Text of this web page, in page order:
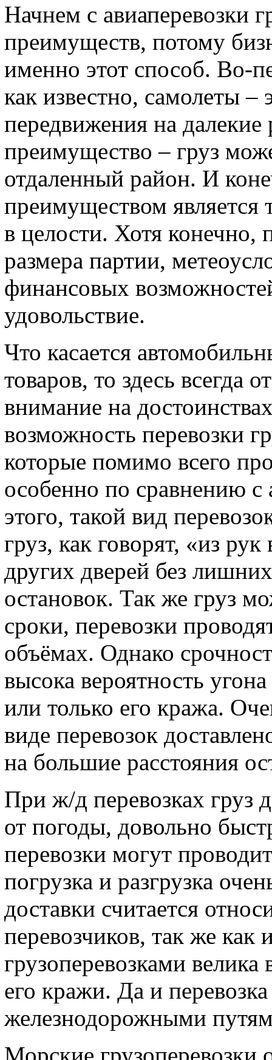
Начнем с авиаперевозки
преимуществ, потому
именно этот способ. Во-
как известно, самолеты
передвижения на далекие
преимущество – груз
отдаленный район. И
преимуществом является
в целости. Хотя конечно,
размера партии,
финансовых
удовольствие.
Что касается
товаров, то здесь всегда
внимание на
возможность перевозки
которые помимо всего
особенно по сравнению с
этого, такой вид
груз, как говорят, «из
других дверей без
остановок. Так же груз
сроки, перевозки
объёмах. Однако
высока вероятность
или только его кража.
виде перевозок
на большие расстояния
При ж/д перевозках груз
от погоды, довольно
перевозки могут
погрузка и разгрузка
доставки считается
перевозчиков, так же
грузоперевозками велика
его кражи. Да и
железнодорожными
Морские